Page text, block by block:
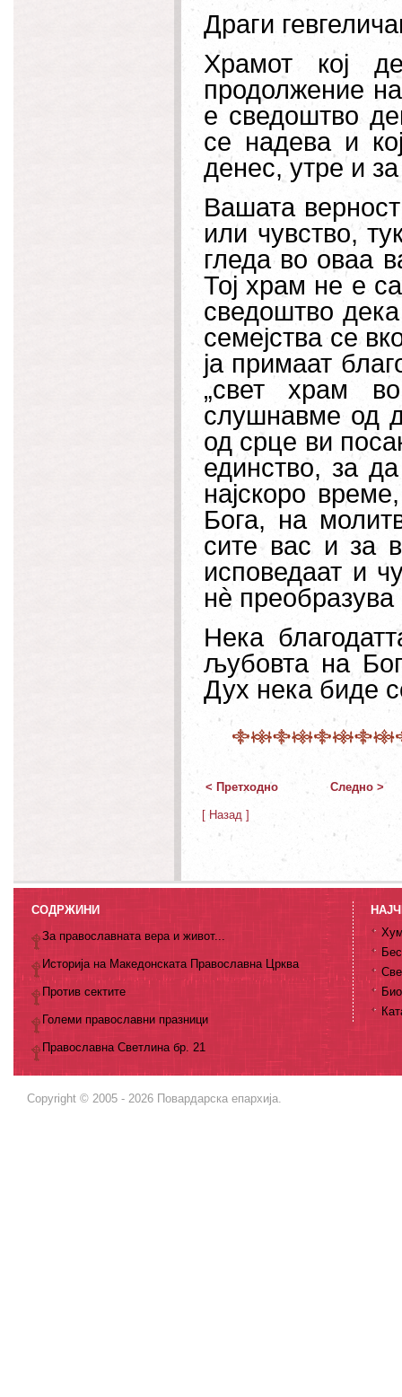
Драги
Храмот кој
продолжение
е сведоштво
се надева и
денес, утре и
Вашата
или чувство,
гледа во оваа
Тој храм не е
сведоштво
семејства се
ја примаат
„свет храм
слушнавме од
од срце ви
единство, за
најскоро
Бога, на
сите вас и за
исповедаат и
нè преобразува
Нека
љубовта на
Дух нека биде
< Претходно Следно >
[ Назад ]
СОДРЖИНИ
За православната вера и живот...
Историја на Македонската Православна Црква
Против сектите
Големи православни празници
Православна Светлина бр. 21
Copyright © 2005 - 2026 Повардарска епархија.